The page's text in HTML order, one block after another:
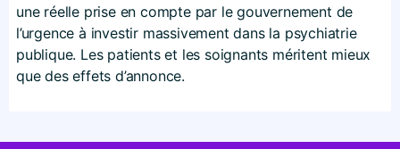
une réelle prise en compte par le gouvernement de
l’urgence à investir massivement dans la psychiatrie
publique. Les patients et les soignants méritent mieux
que des effets d’annonce.